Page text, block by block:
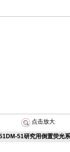
点击放大
51研究用倒置荧光